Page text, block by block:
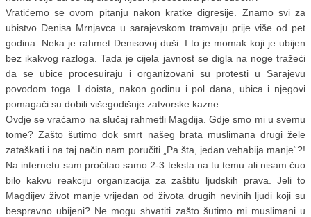
Vratićemo se ovom pitanju nakon kratke digresije. Znamo svi za
ubistvo Denisa Mrnjavca u sarajevskom tramvaju prije više od pet
godina. Neka je rahmet Denisovoj duši. I to je momak koji je ubijen
bez ikakvog razloga. Tada je cijela javnost se digla na noge tražeći
da se ubice procesuiraju i organizovani su protesti u Sarajevu
povodom toga. I doista, nakon godinu i pol dana, ubica i njegovi
pomagači su dobili višegodišnje zatvorske kazne.
Ovdje se vraćamo na slučaj rahmetli Magdija. Gdje smo mi u svemu
tome? Zašto šutimo dok smrt našeg brata muslimana drugi žele
zataškati i na taj način nam poručiti „Pa šta, jedan vehabija manje“?!
Na internetu sam pročitao samo 2-3 teksta na tu temu ali nisam čuo
bilo kakvu reakciju organizacija za zaštitu ljudskih prava. Jeli to
Magdijev život manje vrijedan od života drugih nevinih ljudi koji su
bespravno ubijeni? Ne mogu shvatiti zašto šutimo mi muslimani u